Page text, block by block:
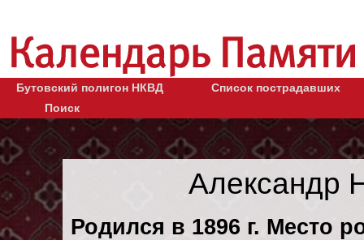
Бутовский полигон НКВД
Список пострадавших
Поиск
Александр
Родился в 1896 г. Место